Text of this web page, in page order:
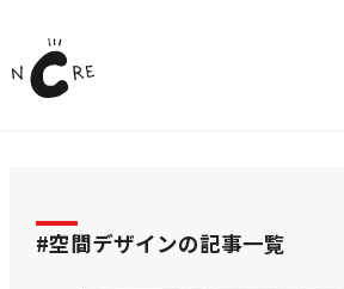
#空間デザインの記事一覧